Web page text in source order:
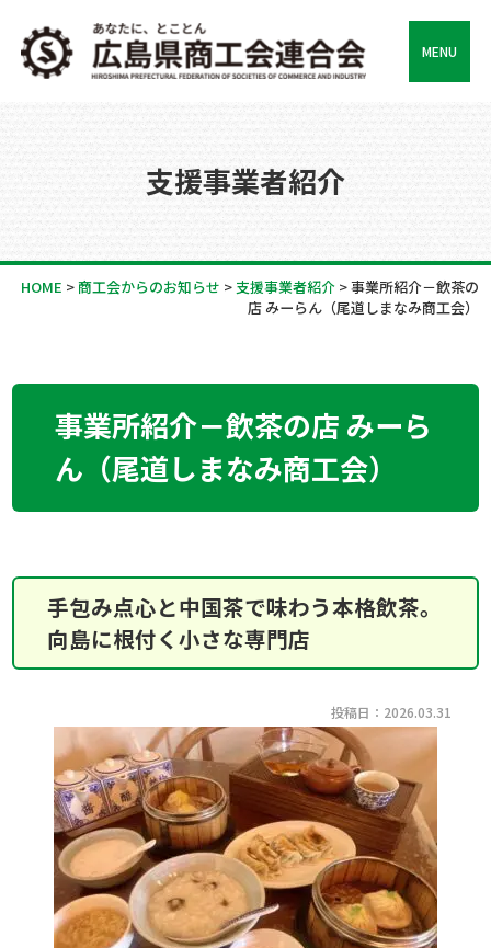
MENU
支援事業者紹介
HOME >商工会からのお知らせ > 支援事業者紹介>事業所紹介－飲茶の
店 みーらん（尾道しまなみ商工会）
事業所紹介－飲茶の店 みーら
ん（尾道しまなみ商工会）
手包み点心と中国茶で味わう本格飲茶。
向島に根付く小さな専門店
投稿日：2026.03.31